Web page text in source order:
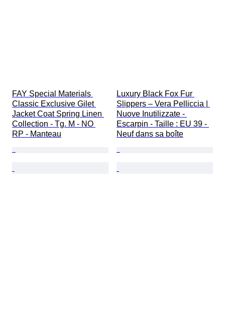
FAY Special Materials
Classic Exclusive Gilet
Jacket Coat Spring Linen
Collection - Tg. M - NO
RP - Manteau
Luxury Black Fox Fur
Slippers – Vera Pelliccia |
Nuove Inutilizzate -
Escarpin - Taille : EU 39 -
Neuf dans sa boîte